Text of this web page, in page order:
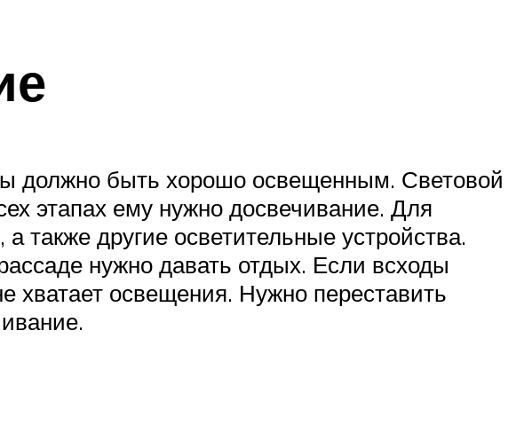
должно быть хорошо освещенным. Световой
этапах ему нужно досвечивание. Для
также другие осветительные устройства.
нужно давать отдых. Если всходы
хватает освещения. Нужно переставить